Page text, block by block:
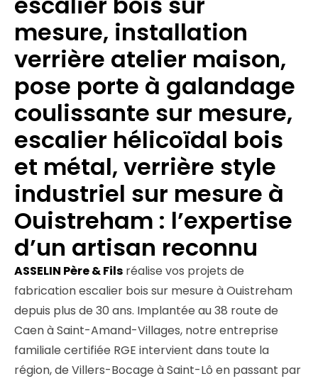
mesure, installation
verrière atelier maison,
pose porte à galandage
coulissante sur mesure,
escalier hélicoïdal bois
et métal, verrière style
industriel sur mesure à
Ouistreham : l’expertise
d’un artisan reconnu
ASSELIN Père & Fils réalise vos projets de
fabrication escalier bois sur mesure à Ouistreham
depuis plus de 30 ans. Implantée au 38 route de
Caen à Saint-Amand-Villages, notre entreprise
familiale certifiée RGE intervient dans toute la
région, de Villers-Bocage à Saint-Lô en passant par